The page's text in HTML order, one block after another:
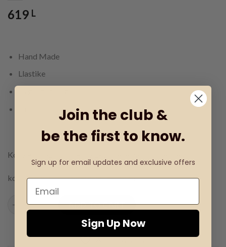
619 L
Hand Made
Llastike
Koha e dorëzimit brenda 1-3 ditëve për Shqipërinë
koha brenda 1-15 ditësh për Evropën
ADD TO CART
Add to wishlist
Join the club &
be the first to know.
Sign up for email updates and exclusive offers
Sign Up Now